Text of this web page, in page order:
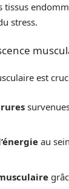
tissus
stress.
est
au